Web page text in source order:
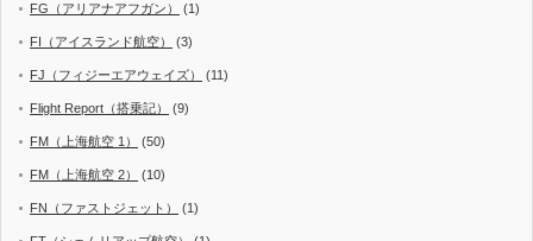
FG（アリアナアフガン） (1)
FI（アイスランド航空） (3)
FJ（フィジーエアウェイズ） (11)
Flight Report（搭乗記） (9)
FM（上海航空 1） (50)
FM（上海航空 2） (10)
FN（ファストジェット） (1)